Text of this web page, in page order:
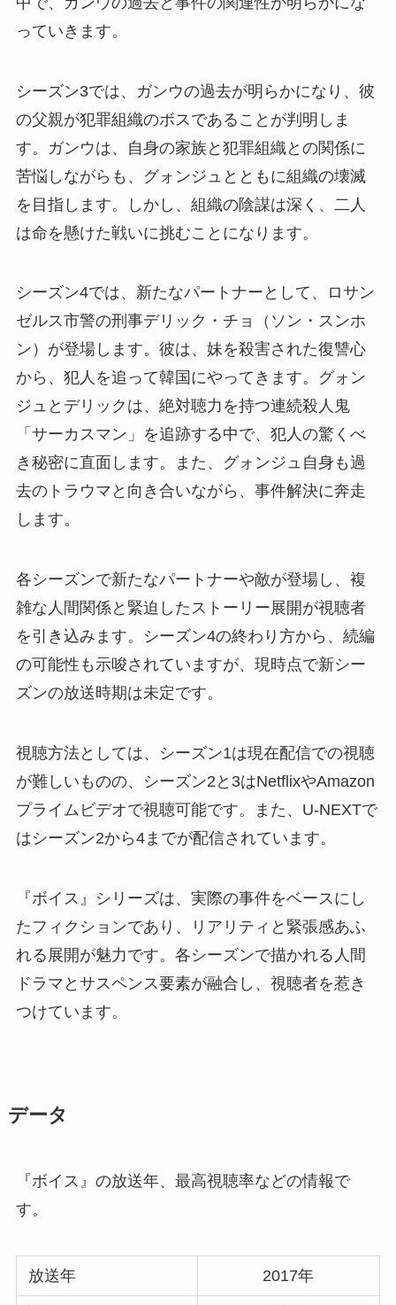
っていきます。
シーズン3では、ガンウの過去が明らかになり、彼
の父親が犯罪組織のボスであることが判明しま
す。ガンウは、自身の家族と犯罪組織との関係に
苦悩しながらも、グォンジュとともに組織の壊滅
を目指します。しかし、組織の陰謀は深く、二人
は命を懸けた戦いに挑むことになります。
シーズン4では、新たなパートナーとして、ロサン
ゼルス市警の刑事デリック・チョ（ソン・スンホ
ン）が登場します。彼は、妹を殺害された復讐心
から、犯人を追って韓国にやってきます。グォン
ジュとデリックは、絶対聴力を持つ連続殺人鬼
「サーカスマン」を追跡する中で、犯人の驚くべ
き秘密に直面します。また、グォンジュ自身も過
去のトラウマと向き合いながら、事件解決に奔走
します。
各シーズンで新たなパートナーや敵が登場し、複
雑な人間関係と緊迫したストーリー展開が視聴者
を引き込みます。シーズン4の終わり方から、続編
の可能性も示唆されていますが、現時点で新シー
ズンの放送時期は未定です。
視聴方法としては、シーズン1は現在配信での視聴
が難しいものの、シーズン2と3はNetflixやAmazon
プライムビデオで視聴可能です。また、U-NEXTで
はシーズン2から4までが配信されています。
『ボイス』シリーズは、実際の事件をベースにし
たフィクションであり、リアリティと緊張感あふ
れる展開が魅力です。各シーズンで描かれる人間
ドラマとサスペンス要素が融合し、視聴者を惹き
つけています。
データ
『ボイス』の放送年、最高視聴率などの情報で
す。
放送年 2017年